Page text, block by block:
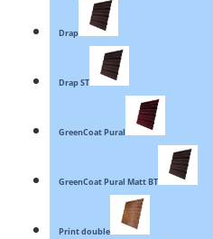
Drap
Drap ST
GreenCoat Pural
GreenCoat Pural Matt BT
Print double